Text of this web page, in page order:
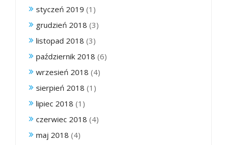
styczeń 2019 (1)
grudzień 2018 (3)
listopad 2018 (3)
październik 2018 (6)
wrzesień 2018 (4)
sierpień 2018 (1)
lipiec 2018 (1)
czerwiec 2018 (4)
maj 2018 (4)